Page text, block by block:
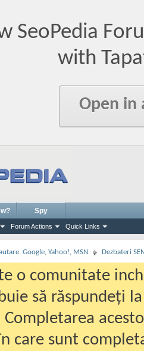
SeoPedia
with
Open in
Forum Actions Quick Links
Spy
Google, Yahoo!, MSN Dezbateri
o comunitate
să răspundeți
care sunt